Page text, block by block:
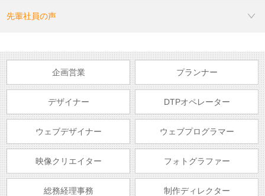
先輩社員の声
企画営業 プランナー
デザイナー DTPオペレーター
ウェブデザイナー ウェブプログラマー
映像クリエイター フォトグラファー
総務経理事務 制作ディレクター